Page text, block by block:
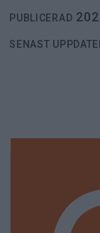
PUBLICERAD
SENAST